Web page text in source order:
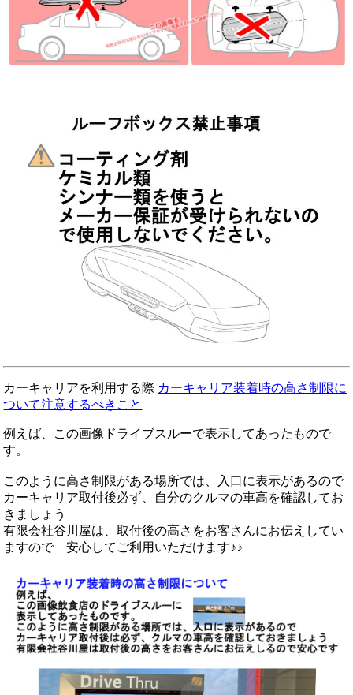
カーキャリアを利用する際 カーキャリア装着時の高さ制限に
ついて注意するべきこと
例えば、この画像ドライブスルーで表示してあったもので
す。
このように高さ制限がある場所では、入口に表示があるので
カーキャリア取付後必ず、自分のクルマの車高を確認してお
きましょう
有限会社谷川屋は、取付後の高さをお客さんにお伝えしてい
ますので 安心してご利用いただけます♪♪